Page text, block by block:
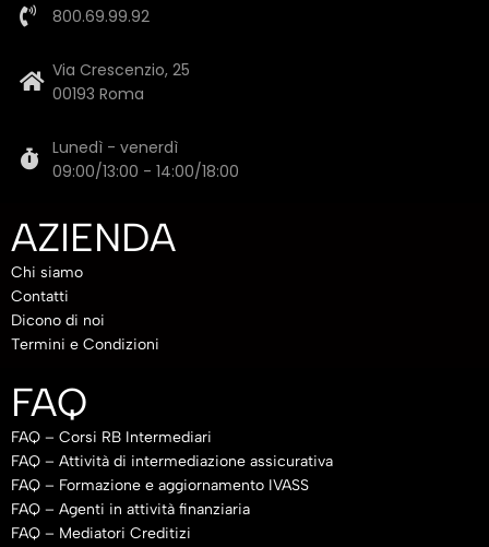
800.69.99.92
Via Crescenzio, 25
00193 Roma
Lunedì - venerdì
09:00/13:00 - 14:00/18:00
AZIENDA
Chi siamo
Contatti
Dicono di noi
Termini e Condizioni
FAQ
FAQ – Corsi RB Intermediari
FAQ – Attività di intermediazione assicurativa
FAQ – Formazione e aggiornamento IVASS
FAQ – Agenti in attività finanziaria
FAQ – Mediatori Creditizi